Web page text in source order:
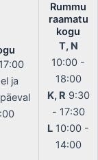
ja
Rummu
raamatu
kogu
T, N
10:00 -
18:00
K, R 9:30
- 17:30
L 10:00 -
14:00